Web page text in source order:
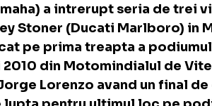
Yamaha) a intrerupt
Casey Stoner (Ducati
a urcat pe prima treapta a